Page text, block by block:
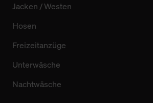
Jacken / Westen
Hosen
Freizeitanzüge
Unterwäsche
Nachtwäsche